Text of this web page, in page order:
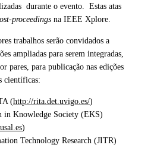
durante o evento. Estas atas
proceedings na IEEE Xplore.
trabalhos serão convidados a
ampliadas para serem integradas,
pares, para publicação nas edições
científicas:
(http://rita.det.uvigo.es/)
in Knowledge Society (EKS)
)
Technology Research (JITR)